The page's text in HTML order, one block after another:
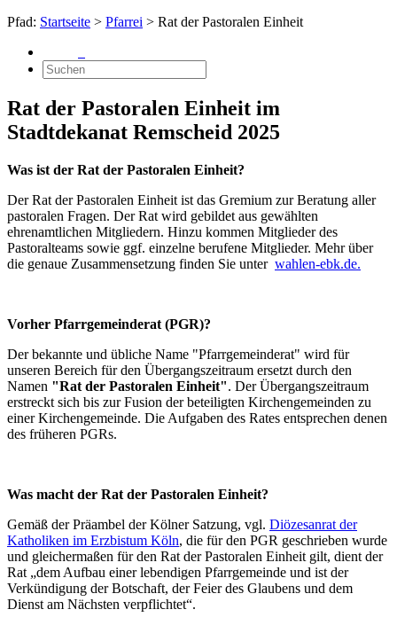
Pfad: Startseite > Pfarrei > Rat der Pastoralen Einheit
Rat der Pastoralen Einheit im
Stadtdekanat Remscheid 2025
Was ist der Rat der Pastoralen Einheit?
Der Rat der Pastoralen Einheit ist das Gremium zur Beratung aller
pastoralen Fragen. Der Rat wird gebildet aus gewählten
ehrenamtlichen Mitgliedern. Hinzu kommen Mitglieder des
Pastoralteams sowie ggf. einzelne berufene Mitglieder. Mehr über
die genaue Zusammensetzung finden Sie unter wahlen-ebk.de.
Vorher Pfarrgemeinderat (PGR)?
Der bekannte und übliche Name "Pfarrgemeinderat" wird für
unseren Bereich für den Übergangszeitraum ersetzt durch den
Namen "Rat der Pastoralen Einheit". Der Übergangszeitraum
erstreckt sich bis zur Fusion der beteiligten Kirchengemeinden zu
einer Kirchengemeinde. Die Aufgaben des Rates entsprechen denen
des früheren PGRs.
Was macht der Rat der Pastoralen Einheit?
Gemäß der Präambel der Kölner Satzung, vgl. Diözesanrat der
Katholiken im Erzbistum Köln, die für den PGR geschrieben wurde
und gleichermaßen für den Rat der Pastoralen Einheit gilt, dient der
Rat „dem Aufbau einer lebendigen Pfarrgemeinde und ist der
Verkündigung der Botschaft, der Feier des Glaubens und dem
Dienst am Nächsten verpflichtet“.